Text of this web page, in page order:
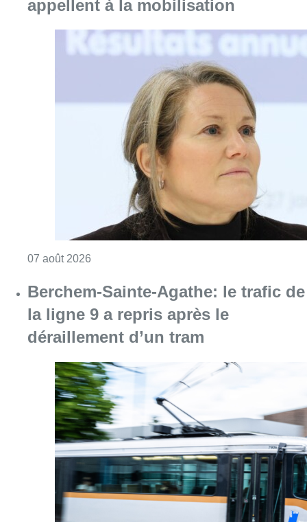
Consulter l'article "1.000 places d’accueil
Berchem-Sainte-Agathe: le trafic de
la ligne 9 a repris après le
déraillement d’un tram
07 août 2026Consulter l'article "Berchem-Sainte-Agathe:
Partager l'article
Facebook
TwitterWhatsApp
Share
18 décembre 2023- 17h14
22 janvier 2024